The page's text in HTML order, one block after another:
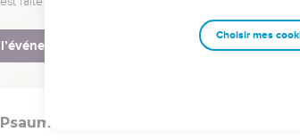
18 Mais nous, nous voulons dire merci au
© Société biblique française – Bibli’O, 1997, avec
Psaumes
Choisir mes